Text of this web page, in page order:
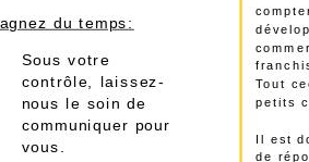
Sous votre
contrôle, laissez-
nous le soin de
communiquer pour
Tout
Il est